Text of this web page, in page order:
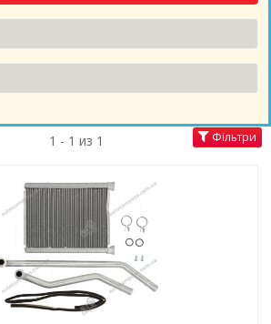
1 - 1 из 1 Фільтри